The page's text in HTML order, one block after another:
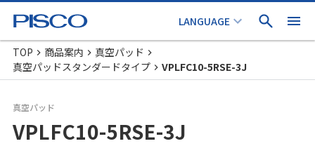
TOP 商品案内
真空パッド
真空パッドスタンダードタイプ
VPLFC10-5RSE-3J
真空パッド
VPLFC10-5RSE-3J